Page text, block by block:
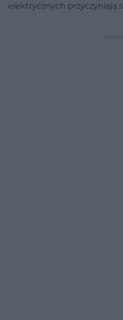
elektrycznych przyczyniają